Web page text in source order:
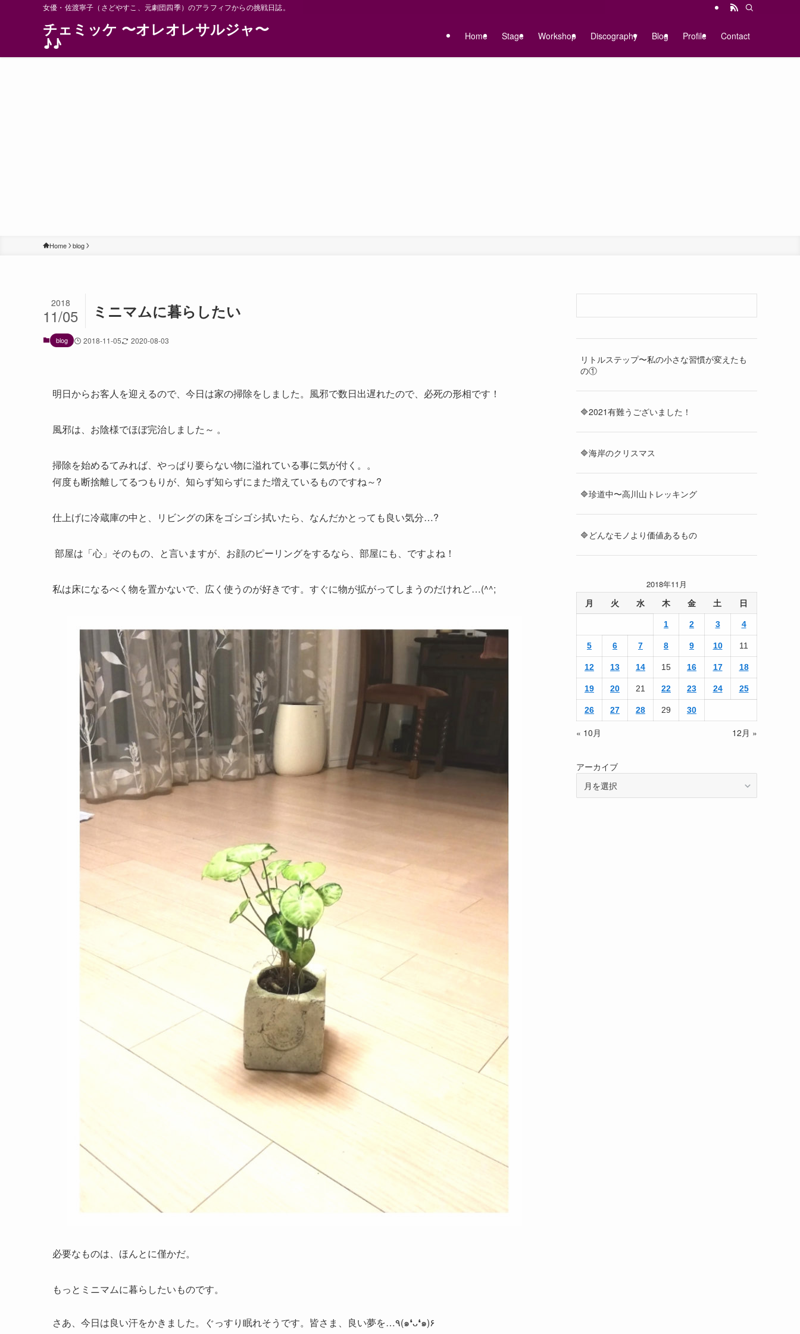
女優・佐渡寧子（さどやすこ、元劇団四季）のアラフィフからの挑戦日誌。
チェミッケ 〜オレオレサルジャ〜
♪♪ Home Stage Workshop Discography Blog Profile Contact
Home blog
ミニマムに暮らしたい
2018
11/05
blog 2018-11-05 2020-08-03
明日からお客人を迎えるので、今日は家の掃除をしました。風邪で数日出遅れたので、必死の形相です！
風邪は、お陰様でほぼ完治しました～ 。
掃除を始めるてみれば、やっぱり要らない物に溢れている事に気が付く。。
何度も断捨離してるつもりが、知らず知らずにまた増えているものですね～?
仕上げに冷蔵庫の中と、リビングの床をゴシゴシ拭いたら、なんだかとっても良い気分…?
部屋は「心」そのもの、と言いますが、お顔のピーリングをするなら、部屋にも、ですよね！
私は床になるべく物を置かないで、広く使うのが好きです。すぐに物が拡がってしまうのだけれど…(^^;
必要なものは、ほんとに僅かだ。
もっとミニマムに暮らしたいものです。
さあ、今日は良い汗をかきました。ぐっすり眠れそうです。皆さま、良い夢を…٩(๑❛ᴗ❛๑)۶
リトルステップ〜私の小さな習慣が変えたも
の①
🔷2021有難うございました！
🔷海岸のクリスマス
🔷珍道中〜高川山トレッキング
🔷どんなモノより価値あるもの
2018年11月
月 火 水 木 金 土 日
1 2 3 4
5 6 7 8 9 10 11
12 13 14 15 16 17 18
19 20 21 22 23 24 25
26 27 28 29 30
« 10月 12月 »
アーカイブ